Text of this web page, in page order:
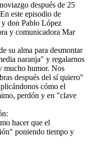
después de 25
este episodio de
y don Pablo López
y comunicadora Mar
su alma para desmontar
naranja" y regalarnos
mucho humor. Nos
después del sí quiero"
cómo el
perdón y en "clave
hacer que el
poniendo tiempo y